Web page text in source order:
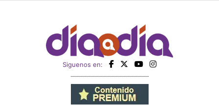
Siguenos en: